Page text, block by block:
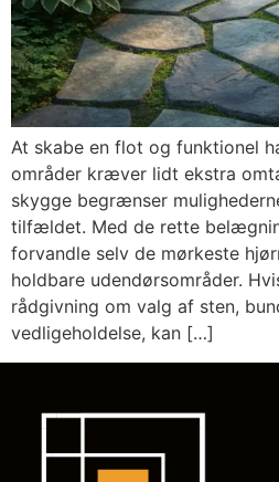
At skabe en flot og funktionel
områder kræver lidt ekstra
skygge begrænser
tilfældet. Med de rette
forvandle selv de mørkeste
holdbare udendørsområder.
rådgivning om valg af sten,
vedligeholdelse, kan […]